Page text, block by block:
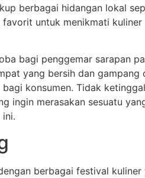
berbagai hidangan lokal
untuk menikmati
bagi penggemar sarapan
yang bersih dan
konsumen. Tidak
ingin merasakan sesuatu
ini.
berbagai festival